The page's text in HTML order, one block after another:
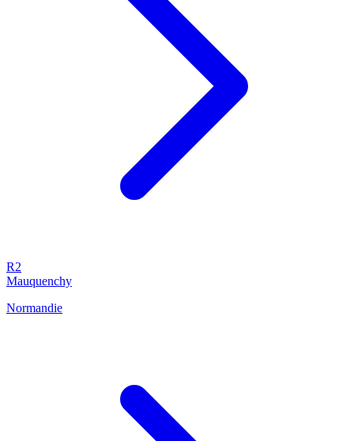
R2
Mauquenchy
Normandie